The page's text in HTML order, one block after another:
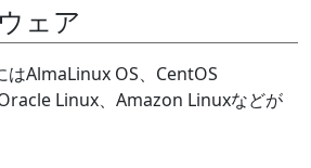
ェア
はAlmaLinux OS、CentOS
Linux、Amazon Linuxなどが